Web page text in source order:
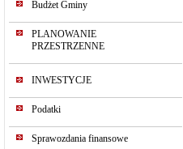
Budżet Gminy
PLANOWANIE
PRZESTRZENNE
INWESTYCJE
Podatki
Sprawozdania finansowe